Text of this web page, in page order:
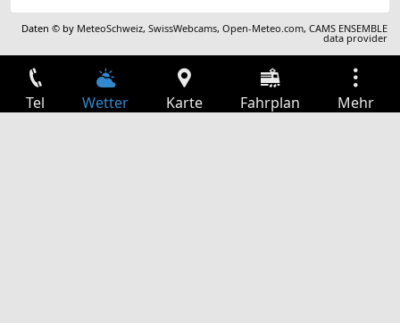
Daten © by MeteoSchweiz,SwissWebcams,Open-Meteo.com,CAMS ENSEMBLE
data provider
Tel Wetter Karte Fahrplan Mehr